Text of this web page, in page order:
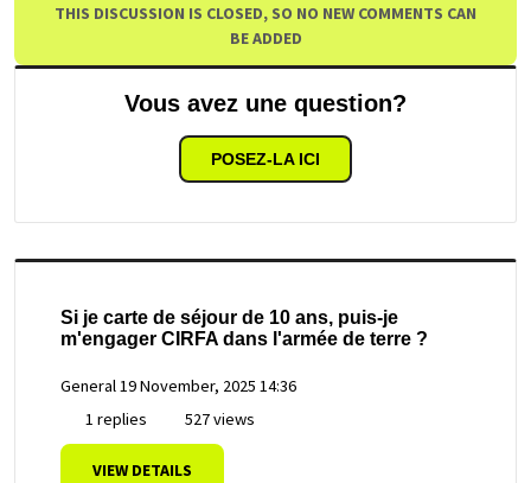
THIS DISCUSSION IS CLOSED, SO NO NEW COMMENTS CAN
BE ADDED
Vous avez une question?
POSEZ-LA ICI
Si je carte de séjour de 10 ans, puis-je
m'engager CIRFA dans l'armée de terre ?
General19 November, 2025 14:36
1 replies
527 views
VIEW DETAILS